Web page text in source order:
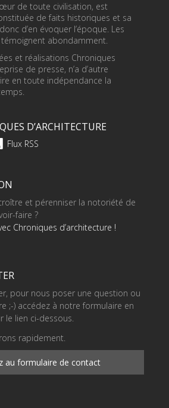
de toute civilisation, est
de faits historiques et sa
d’en évoquer l’époque. Les
abondamment.
et réalisations Chroniques
de presse, n’a d’autre
en toute indépendance la
D’ARCHITECTURE
Flux RSS
et pérenniser la notoriété de
faire ?
Chroniques d’architecture !
pour nous poser une question ou
;-) accédez à notre formulaire en
le lien ci-dessous.
rapidement.
au formulaire de contact